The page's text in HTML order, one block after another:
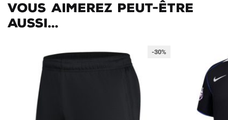
Vous aimerez peut-être
aussi...
-30%